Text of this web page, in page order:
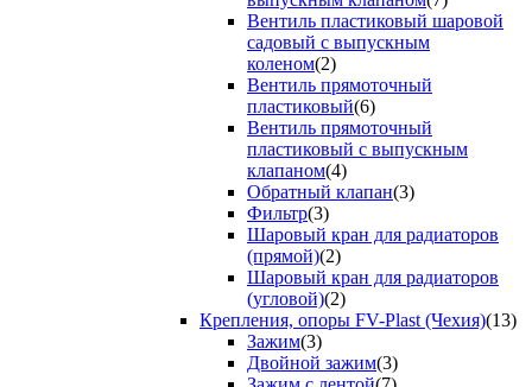
Вентиль пластиковый шаровой
садовый с выпускным
коленом(2)
Вентиль прямоточный
пластиковый(6)
Вентиль прямоточный
пластиковый с выпускным
клапаном(4)
Обратный клапан(3)
Фильтр(3)
Шаровый кран для радиаторов
(прямой)(2)
Шаровый кран для радиаторов
(угловой)(2)
Крепления, опоры FV-Plast (Чехия)(13)
Зажим(3)
Двойной зажим(3)